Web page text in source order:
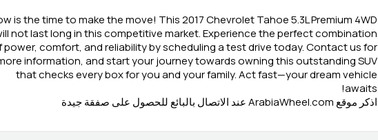
is the time to make the move! This 2017 Chevrolet Tahoe 5.3L Premium 4WD
not last long in this competitive market. Experience the perfect combination
power, comfort, and reliability by scheduling a test drive today. Contact us for
information, and start your journey towards owning this outstanding SUV
that checks every box for you and your family. Act fast—your dream vehicle
awaits!
اذكر موقع ArabiaWheel.com عند الاتصال بالبائع للحصول على صفقة جيدة